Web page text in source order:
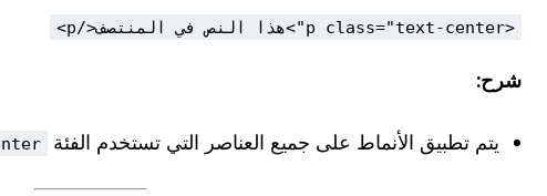
<p class="text-center">هذا النص في المنتصف</p>
شرح:
يتم تطبيق الأنماط على جميع العناصر التي تستخدم الفئة